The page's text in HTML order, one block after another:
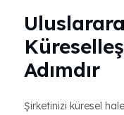
Adımdır
Şirketinizi küresel